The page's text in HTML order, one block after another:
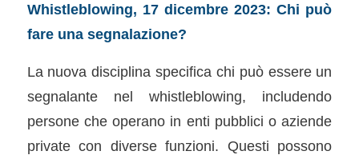
Whistleblowing, 17 dicembre 2023: Chi può
fare una segnalazione?
La nuova disciplina specifica chi può essere un
segnalante nel whistleblowing, includendo
persone che operano in enti pubblici o aziende
private con diverse funzioni. Questi possono